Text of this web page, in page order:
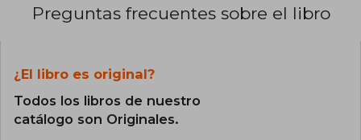
Preguntas frecuentes sobre el libro
¿El libro es original?
Todos los libros de nuestro
catálogo son Originales.